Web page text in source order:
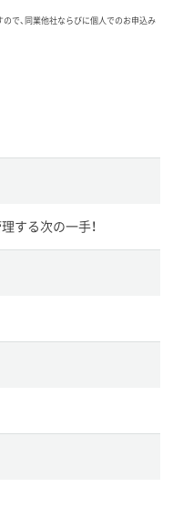
で、同業他社ならびに個人でのお申込み
する次の一手！